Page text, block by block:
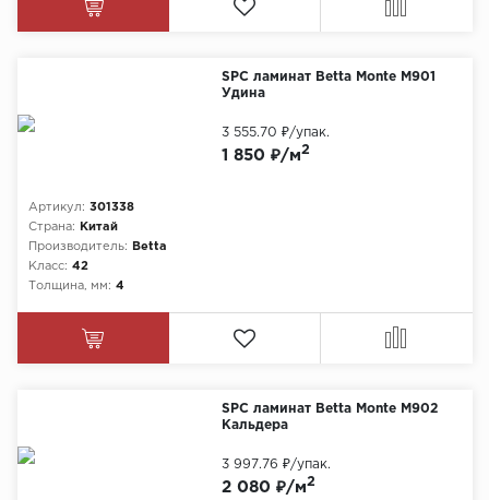
SPC ламинат Betta Monte M901
Удина
Артикул: 301338
Страна:
Китай
Производитель:
Betta
Класс: 42
Толщина, мм: 4
1 850 ₽/м2
3 555.70 ₽/упак.
SPC ламинат Betta Monte M902
Кальдера
2 080 ₽/м2
3 997.76 ₽/упак.